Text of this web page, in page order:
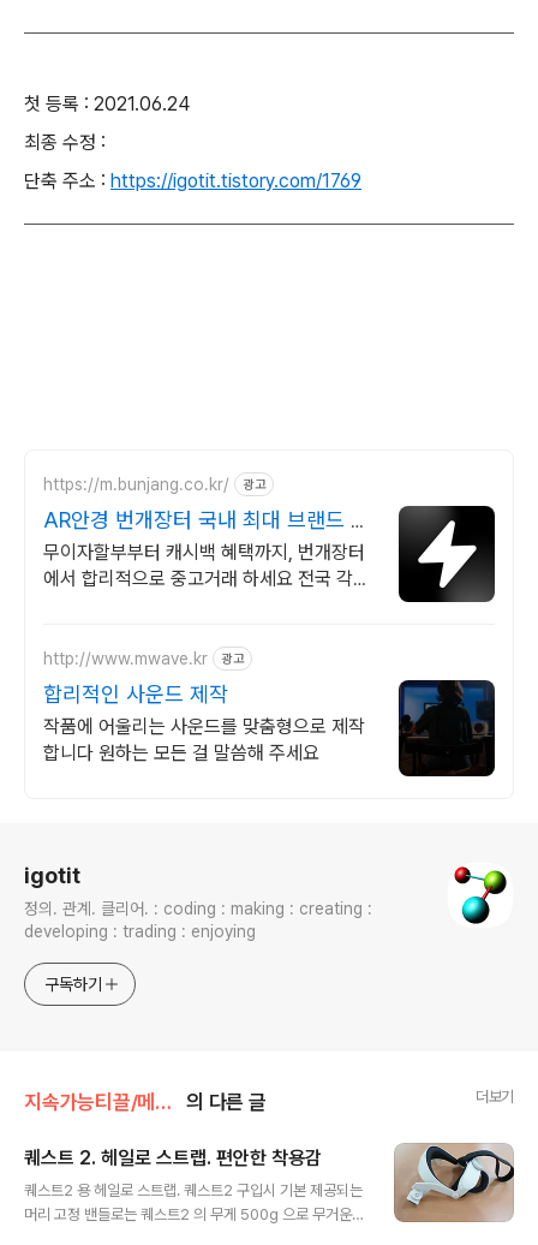
첫 등록 : 2021.06.24
최종 수정 :
단축 주소 : https://igotit.tistory.com/1769
https://m.bunjang.co.kr/ 광고
AR안경 번개장터 국내 최대 브랜드 중
고거래
무이자할부부터 캐시백 혜택까지, 번개장터
에서 합리적으로 중고거래 하세요 전국 각지
http://www.mwave.kr 광고
합리적인 사운드 제작
작품에 어울리는 사운드를 맞춤형으로 제작
합니다 원하는 모든 걸 말씀해 주세요
igotit
정의. 관계. 클리어. : coding : making : creating :
developing : trading : enjoying
구독하기
지속가능티끌/메타버스. VR.AR.MR.XR 의 다른 글 더보기
퀘스트 2. 헤일로 스트랩. 편안한 착용감
퀘스트2 용 헤일로 스트랩. 퀘스트2 구입시 기본 제공되는
머리 고정 밴들로는 퀘스트2 의 무게 500g 으로 무거운